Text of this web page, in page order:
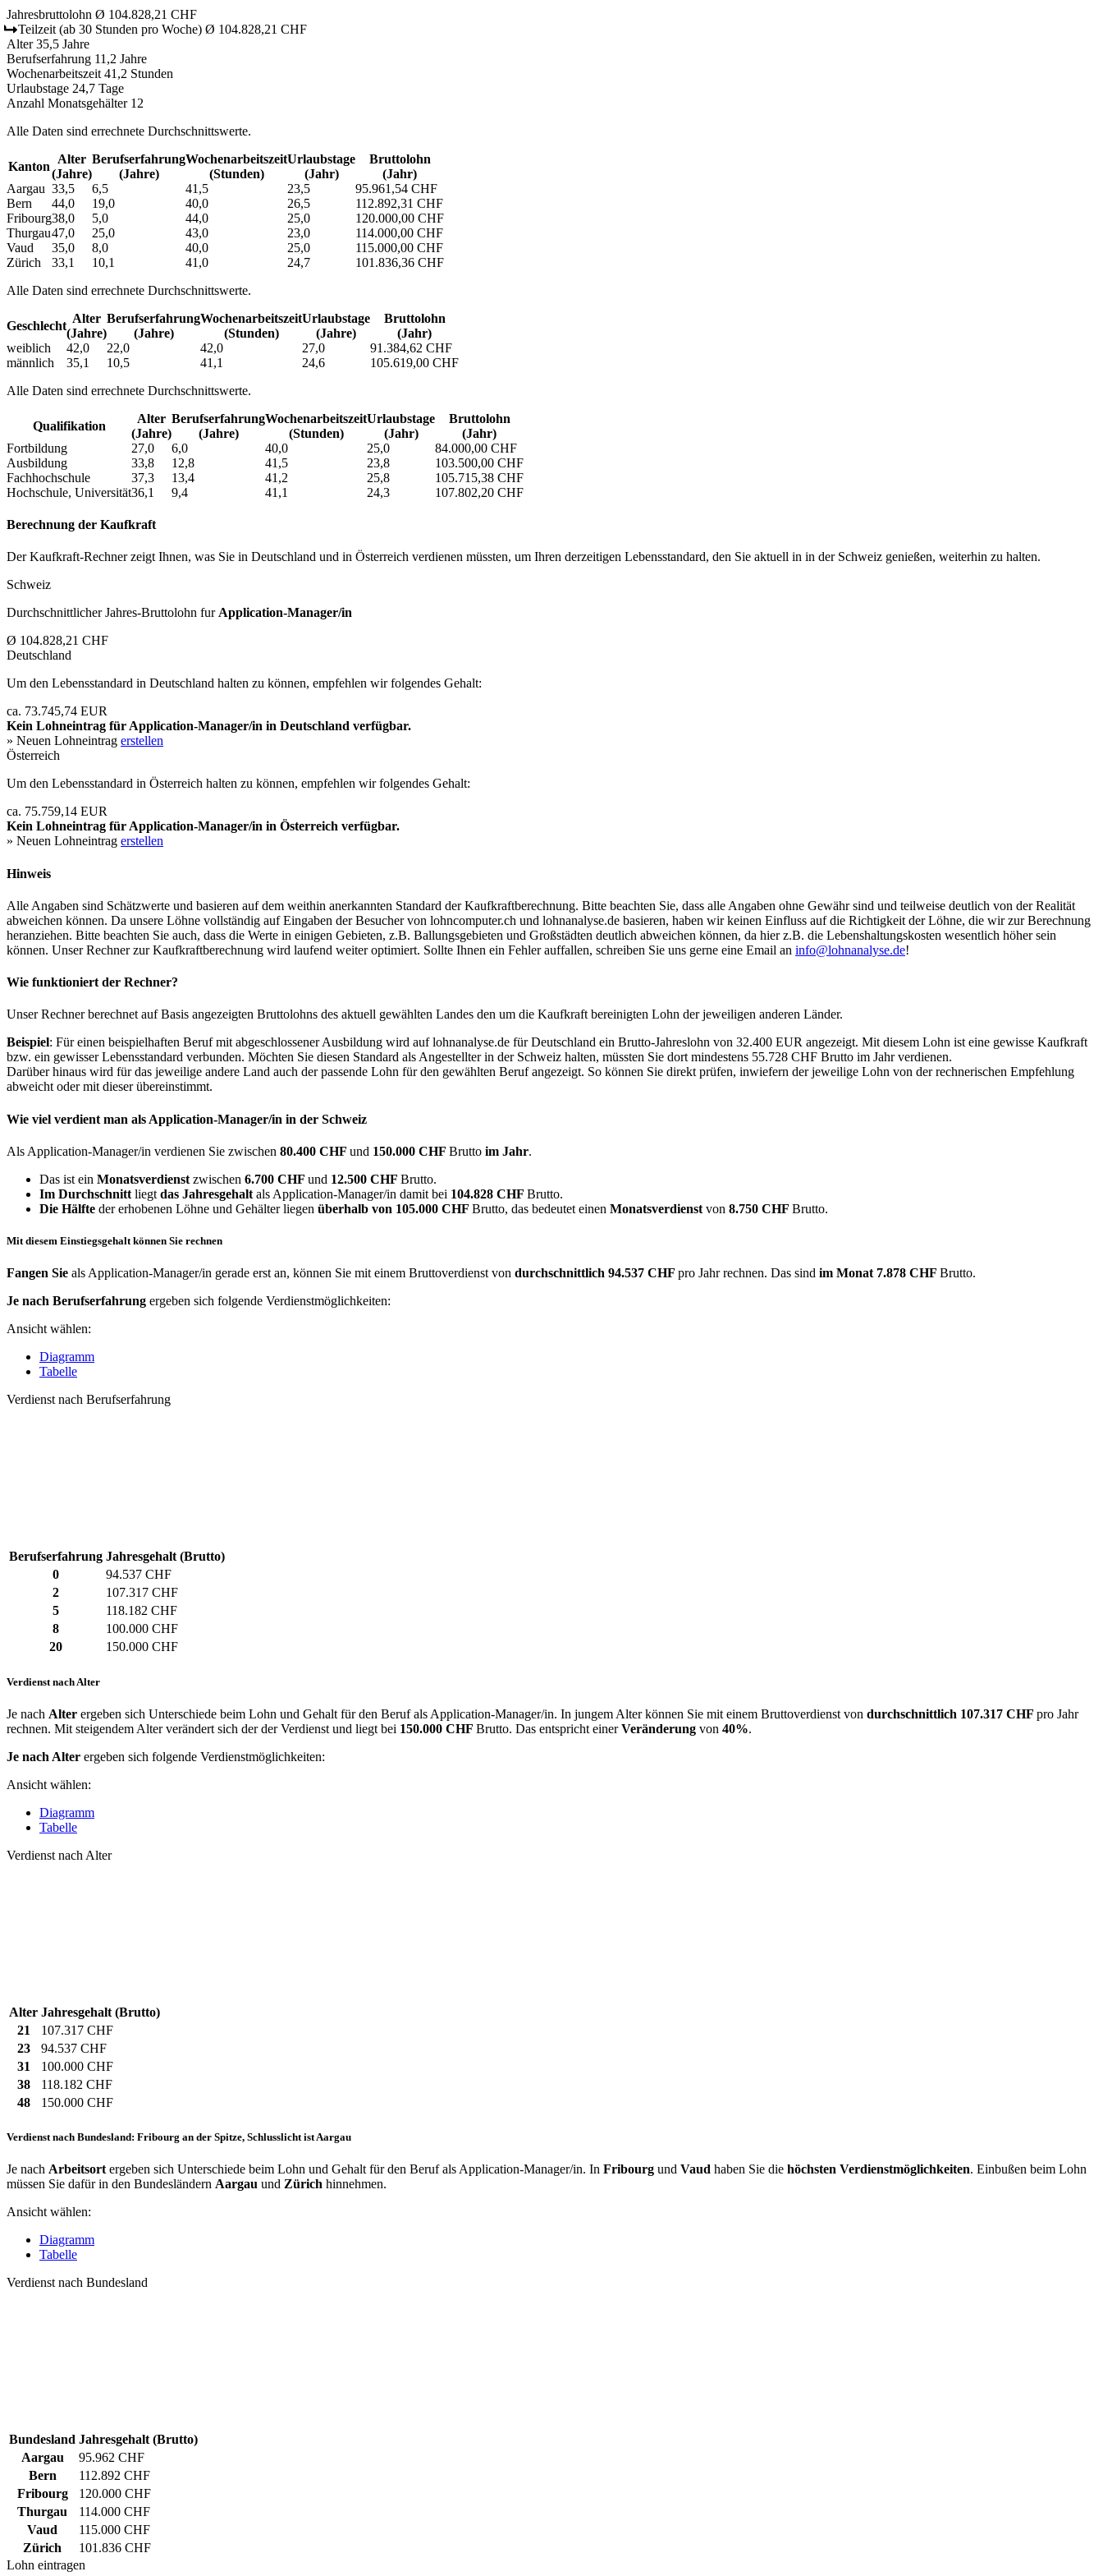
Jahresbruttolohn Ø 104.828,21 CHF
Teilzeit (ab 30 Stunden pro Woche) Ø 104.828,21 CHF
Alter 35,5 Jahre
Berufserfahrung 11,2 Jahre
Wochenarbeitszeit 41,2 Stunden
Urlaubstage 24,7 Tage
Anzahl Monatsgehälter 12
Alle Daten sind errechnete Durchschnittswerte.
Kanton
Alter
(Jahre)
Berufs­erfahrung
(Jahre)
Wochen­arbeitszeit
(Stunden)
Urlaubs­tage
(Jahr)
Bruttolohn
(Jahr)
Aargau 33,5 6,5 41,5 23,5
95.961,54 CHF
Bern
44,0 19,0 40,0 26,5
112.892,31 CHF
Fribourg38,0 5,0 44,0 25,0
120.000,00 CHF
Thurgau47,0 25,0 43,0 23,0
114.000,00 CHF
Vaud
35,0 8,0 40,0 25,0
115.000,00 CHF
Zürich
33,1 10,1 41,0 24,7
101.836,36 CHF
Alle Daten sind errechnete Durchschnittswerte.
Geschlecht
Alter
(Jahre)
Berufs­erfahrung
(Jahre)
Wochen­arbeitszeit
(Stunden)
Urlaubs­tage
(Jahre)
Bruttolohn
(Jahr)
weiblich
42,0 22,0 42,0 27,0
91.384,62 CHF
männlich
35,1 10,5 41,1 24,6
105.619,00 CHF
Alle Daten sind errechnete Durchschnittswerte.
Qualifikation
Alter
(Jahre)
Berufs­erfahrung
(Jahre)
Wochen­arbeitszeit
(Stunden)
Urlaubs­tage
(Jahr)
Bruttolohn
(Jahr)
Fortbildung
27,0 6,0 40,0 25,0
84.000,00 CHF
Ausbildung
33,8 12,8 41,5 23,8
103.500,00 CHF
Fachhochschule
37,3 13,4 41,2 25,8
105.715,38 CHF
Hochschule, Universität36,1 9,4 41,1 24,3 107.802,20 CHF
Berechnung der Kaufkraft
Der Kaufkraft-Rechner zeigt Ihnen, was Sie in Deutschland und in Österreich verdienen müssten, um Ihren derzeitigen Lebensstandard, den Sie aktuell in in der Schweiz genießen, weiterhin zu halten.
Schweiz
Durchschnittlicher Jahres-Bruttolohn furApplication-Manager/in
Ø 104.828,21 CHF
Deutschland
Um den Lebensstandard in Deutschland halten zu können, empfehlen wir folgendes Gehalt:
ca. 73.745,74 EUR
Kein Lohneintrag fürApplication-Manager/in in Deutschland verfügbar.
» Neuen Lohneintrag erstellen
Österreich
Um den Lebensstandard in Österreich halten zu können, empfehlen wir folgendes Gehalt:
ca. 75.759,14 EUR
Kein Lohneintrag fürApplication-Manager/in in Österreich verfügbar.
» Neuen Lohneintrag erstellen
Hinweis
Alle Angaben sind Schätzwerte und basieren auf dem weithin anerkannten Standard der Kaufkraftberechnung. Bitte beachten Sie, dass alle Angaben ohne Gewähr sind und teilweise deutlich von der Realität
abweichen können. Da unsere Löhne vollständig auf Eingaben der Besucher von lohncomputer.ch und lohnanalyse.de basieren, haben wir keinen Einfluss auf die Richtigkeit der Löhne, die wir zur Berechnung
heranziehen. Bitte beachten Sie auch, dass die Werte in einigen Gebieten, z.B. Ballungsgebieten und Großstädten deutlich abweichen können, da hier z.B. die Lebenshaltungskosten wesentlich höher sein
können. Unser Rechner zur Kaufkraftberechnung wird laufend weiter optimiert. Sollte Ihnen ein Fehler auffallen, schreiben Sie uns gerne eine Email an info@lohnanalyse.de!
Wie funktioniert der Rechner?
Unser Rechner berechnet auf Basis angezeigten Bruttolohns des aktuell gewählten Landes den um die Kaufkraft bereinigten Lohn der jeweiligen anderen Länder.
Beispiel: Für einen beispielhaften Beruf mit abgeschlossener Ausbildung wird auf lohnanalyse.de für Deutschland ein Brutto-Jahreslohn von 32.400 EUR angezeigt. Mit diesem Lohn ist eine gewisse Kaufkraft
bzw. ein gewisser Lebensstandard verbunden. Möchten Sie diesen Standard als Angestellter in der Schweiz halten, müssten Sie dort mindestens 55.728 CHF Brutto im Jahr verdienen.
Darüber hinaus wird für das jeweilige andere Land auch der passende Lohn für den gewählten Beruf angezeigt. So können Sie direkt prüfen, inwiefern der jeweilige Lohn von der rechnerischen Empfehlung
abweicht oder mit dieser übereinstimmt.
Wie viel verdient man als Application-Manager/in in der Schweiz
Als Application-Manager/in verdienen Sie zwischen 80.400 CHF und 150.000 CHF Brutto im Jahr.
Das ist ein Monatsverdienst zwischen 6.700 CHF und 12.500 CHF Brutto.
Im Durchschnitt liegt das Jahresgehalt als Application-Manager/in damit bei 104.828 CHF Brutto.
Die Hälfte der erhobenen Löhne und Gehälter liegen überhalb von 105.000 CHF Brutto, das bedeutet einen Monatsverdienst von 8.750 CHF Brutto.
Mit diesem Einstiegsgehalt können Sie rechnen
Fangen Sie als Application-Manager/in gerade erst an, können Sie mit einem Bruttoverdienst von durchschnittlich 94.537 CHF pro Jahr rechnen. Das sind im Monat 7.878 CHF Brutto.
Je nach Berufserfahrung ergeben sich folgende Verdienstmöglichkeiten:
Ansicht wählen:
Diagramm
Tabelle
Verdienst nach Berufserfahrung
Berufserfahrung Jahresgehalt (Brutto)
0
94.537 CHF
2
107.317 CHF
5
118.182 CHF
8
100.000 CHF
20
150.000 CHF
Verdienst nach Alter
Je nach Alter ergeben sich Unterschiede beim Lohn und Gehalt für den Beruf als Application-Manager/in. In jungem Alter können Sie mit einem Bruttoverdienst von durchschnittlich 107.317 CHF pro Jahr
rechnen. Mit steigendem Alter verändert sich der der Verdienst und liegt bei 150.000 CHF Brutto. Das entspricht einerVeränderung von 40%.
Je nach Alter ergeben sich folgende Verdienstmöglichkeiten:
Ansicht wählen:
Diagramm
Tabelle
Verdienst nach Alter
Alter Jahresgehalt (Brutto)
21
107.317 CHF
23
94.537 CHF
31
100.000 CHF
38
118.182 CHF
48
150.000 CHF
Verdienst nach Bundesland: Fribourg an der Spitze, Schlusslicht ist Aargau
Je nach Arbeitsort ergeben sich Unterschiede beim Lohn und Gehalt für den Beruf als Application-Manager/in. In Fribourg und Vaud haben Sie die höchsten Verdienstmöglichkeiten. Einbußen beim Lohn
müssen Sie dafür in den Bundesländern Aargau und Zürich hinnehmen.
Ansicht wählen:
Diagramm
Tabelle
Verdienst nach Bundesland
Bundesland Jahresgehalt (Brutto)
Aargau
95.962 CHF
Bern
112.892 CHF
Fribourg
120.000 CHF
Thurgau
114.000 CHF
Vaud
115.000 CHF
Zürich
101.836 CHF
Lohn eintragen